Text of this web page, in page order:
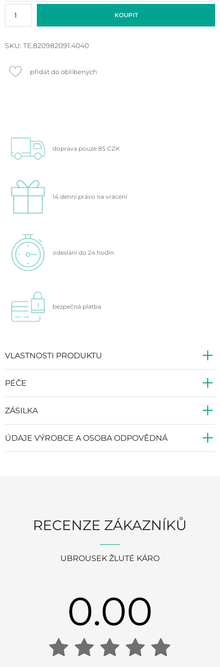
KOUPIT
SKU: TE.820982091.4040
přidat do oblíbených
doprava pouze 85 CZK
14 denní právo na vrácení
odeslání do 24 hodin
bezpečná platba
VLASTNOSTI PRODUKTU
PÉČE
ZÁSILKA
ÚDAJE VÝROBCE A OSOBA ODPOVĚDNÁ
RECENZE ZÁKAZNÍKŮ
UBROUSEK ŽLUTÉ KÁRO
0.00